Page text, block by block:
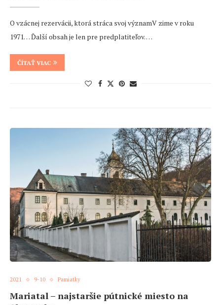
O vzácnej rezervácii, ktorá stráca svoj významV zime v roku
1971… Ďalší obsah je len pre predplatiteľov. …
ČÍTAŤ VIAC
2021 9-10 Pamiatky
Mariatal – najstaršie pútnické miesto na